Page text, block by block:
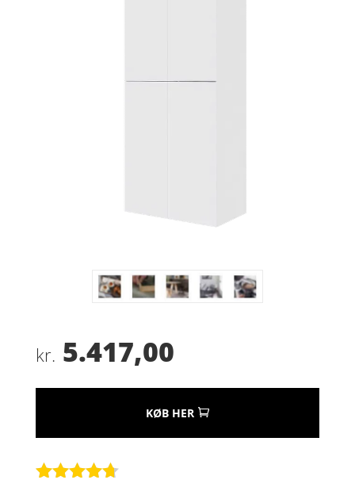
kr. 5.417,00
KØB HER